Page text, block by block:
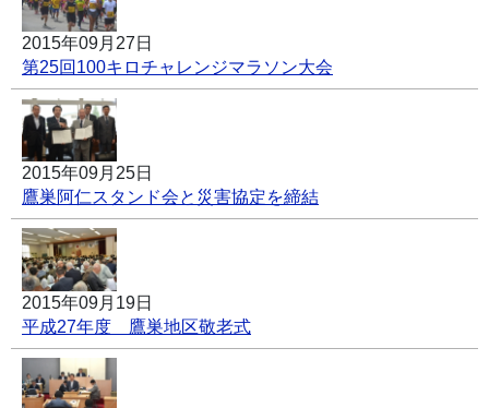
2015年09月27日
第25回100キロチャレンジマラソン大会
2015年09月25日
鷹巣阿仁スタンド会と災害協定を締結
2015年09月19日
平成27年度 鷹巣地区敬老式